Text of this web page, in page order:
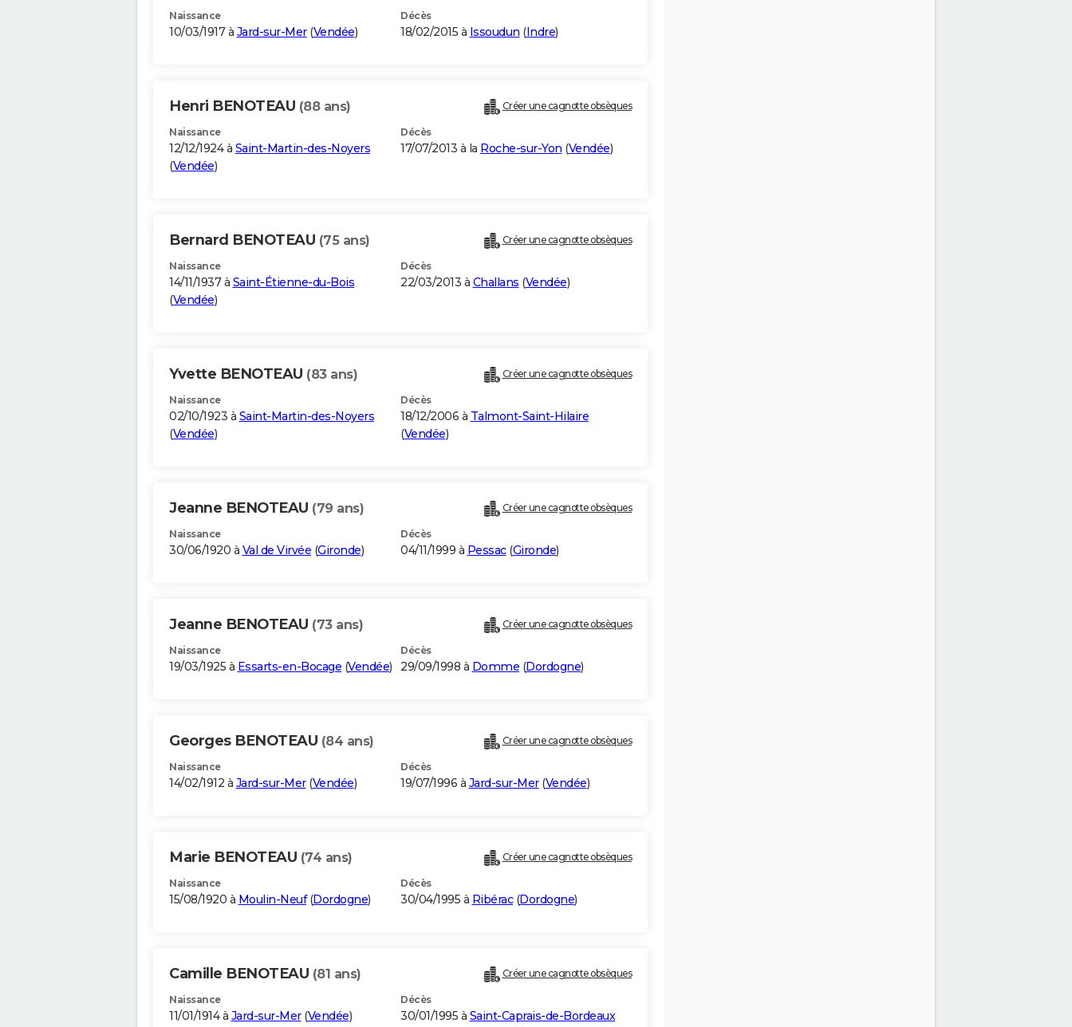
Naissance
10/03/1917 à Jard-sur-Mer(Vendée)
Décès
18/02/2015 à Issoudun (Indre)
Henri BENOTEAU (88 ans) Créer une cagnotte obsèques
Naissance
12/12/1924 à Saint-Martin-des-Noyers
(Vendée)
Décès
17/07/2013 à la Roche-sur-Yon (Vendée)
Bernard BENOTEAU (75 ans) Créer une cagnotte obsèques
Naissance
14/11/1937 à Saint-Étienne-du-Bois
(Vendée)
Décès
22/03/2013 à Challans (Vendée)
Yvette BENOTEAU (83 ans) Créer une cagnotte obsèques
Naissance
02/10/1923 à Saint-Martin-des-Noyers
(Vendée)
Décès
18/12/2006 à Talmont-Saint-Hilaire
(Vendée)
Jeanne BENOTEAU (79 ans) Créer une cagnotte obsèques
Naissance
30/06/1920 à Val de Virvée (Gironde)
Décès
04/11/1999 à Pessac(Gironde)
Jeanne BENOTEAU (73 ans) Créer une cagnotte obsèques
Naissance
19/03/1925 à Essarts-en-Bocage (Vendée)
Décès
29/09/1998 à Domme (Dordogne)
Georges BENOTEAU (84 ans) Créer une cagnotte obsèques
Naissance
14/02/1912 à Jard-sur-Mer(Vendée)
Décès
19/07/1996 à Jard-sur-Mer(Vendée)
Marie BENOTEAU (74 ans) Créer une cagnotte obsèques
Naissance
15/08/1920 à Moulin-Neuf(Dordogne)
Décès
30/04/1995 à Ribérac(Dordogne)
Camille BENOTEAU (81 ans) Créer une cagnotte obsèques
Naissance
11/01/1914 à Jard-sur-Mer(Vendée)
Décès
30/01/1995 à Saint-Caprais-de-Bordeaux